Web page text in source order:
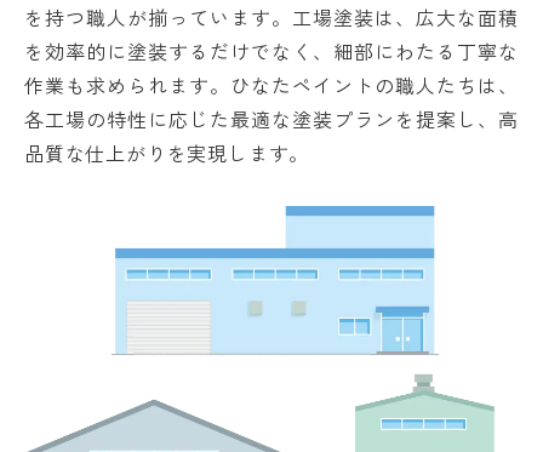
を持つ職人が揃っています。工場塗装は、広大な面積
を効率的に塗装するだけでなく、細部にわたる丁寧な
作業も求められます。ひなたペイントの職人たちは、
各工場の特性に応じた最適な塗装プランを提案し、高
品質な仕上がりを実現します。